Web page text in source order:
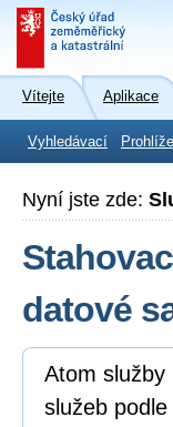
Vítejte Aplikace
Vyhledávací
Nyní jste zde:
datové
Atom služby
služeb